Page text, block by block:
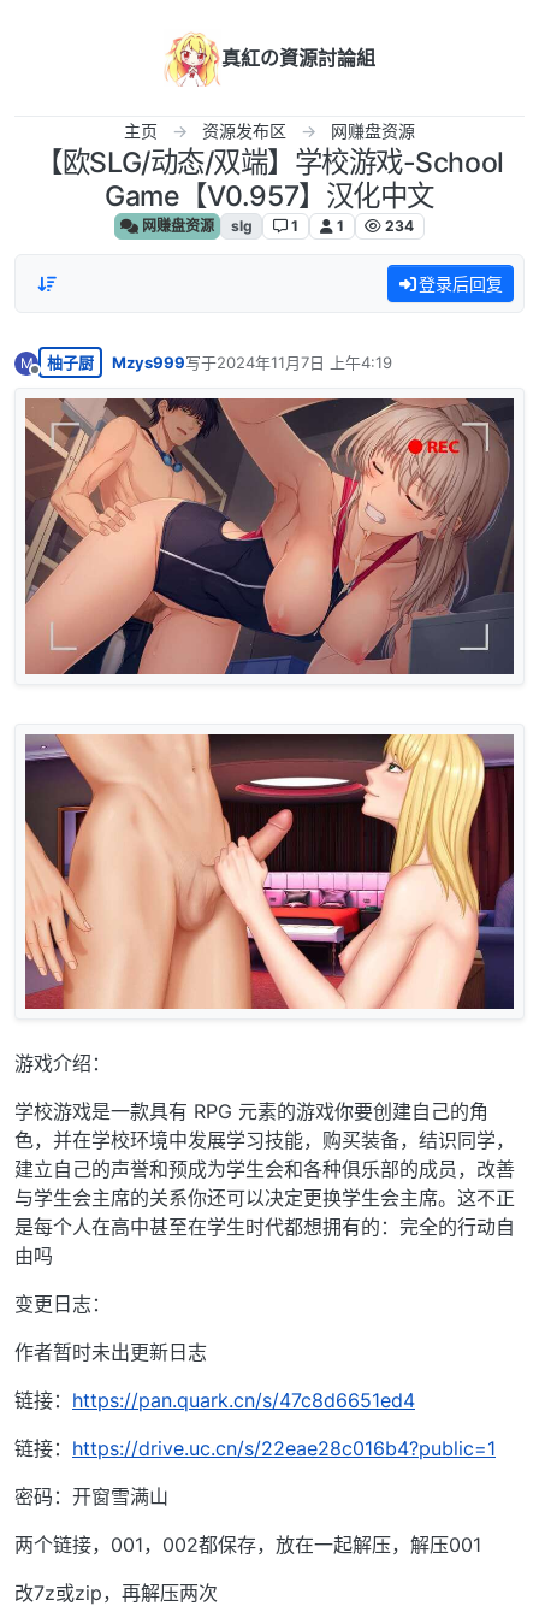
真紅の資源討論組
主页 资源发布区 网赚盘资源
【欧SLG/动态/双端】学校游戏-School
Game【V0.957】汉化中文
网赚盘资源 slg 1 1 234
登录后回复
M
离线
柚子厨 Mzys999写于2024年11月7日 上午4:19
最后由 编辑
游戏介绍：
学校游戏是一款具有 RPG 元素的游戏你要创建自己的角
色，并在学校环境中发展学习技能，购买装备，结识同学，
建立自己的声誉和预成为学生会和各种俱乐部的成员，改善
与学生会主席的关系你还可以决定更换学生会主席。这不正
是每个人在高中甚至在学生时代都想拥有的：完全的行动自
由吗
变更日志：
作者暂时未出更新日志
链接： https://pan.quark.cn/s/47c8d6651ed4
链接： https://drive.uc.cn/s/22eae28c016b4?public=1
密码：开窗雪满山
两个链接，001，002都保存，放在一起解压，解压001
改7z或zip，再解压两次